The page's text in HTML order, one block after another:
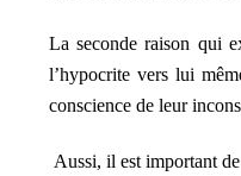
La seconde raison qui
l’hypocrite vers lui
conscience de leur
Aussi, il est important